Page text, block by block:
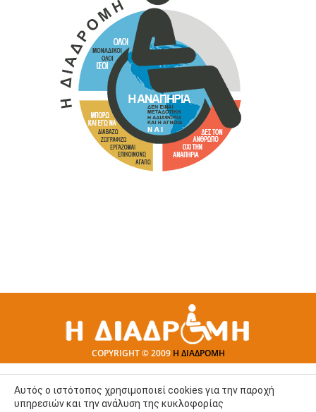
COPYRIGHT © 2009 Η ΔΙΑΔΡΟΜΗ
Αυτός ο ιστότοπος χρησιμοποιεί cookies για την παροχή
υπηρεσιών και την ανάλυση της κυκλοφορίας